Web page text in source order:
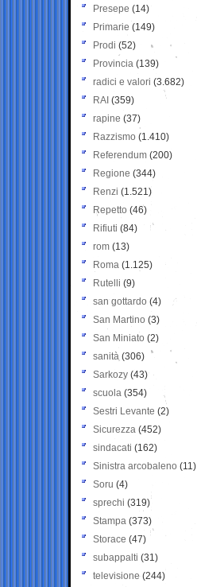
Presepe (14)
Primarie (149)
Prodi (52)
Provincia (139)
radici e valori (3.682)
RAI (359)
rapine (37)
Razzismo (1.410)
Referendum (200)
Regione (344)
Renzi (1.521)
Repetto (46)
Rifiuti (84)
rom (13)
Roma (1.125)
Rutelli (9)
san gottardo (4)
San Martino (3)
San Miniato (2)
sanità (306)
Sarkozy (43)
scuola (354)
Sestri Levante (2)
Sicurezza (452)
sindacati (162)
Sinistra arcobaleno (11)
Soru (4)
sprechi (319)
Stampa (373)
Storace (47)
subappalti (31)
televisione(244)